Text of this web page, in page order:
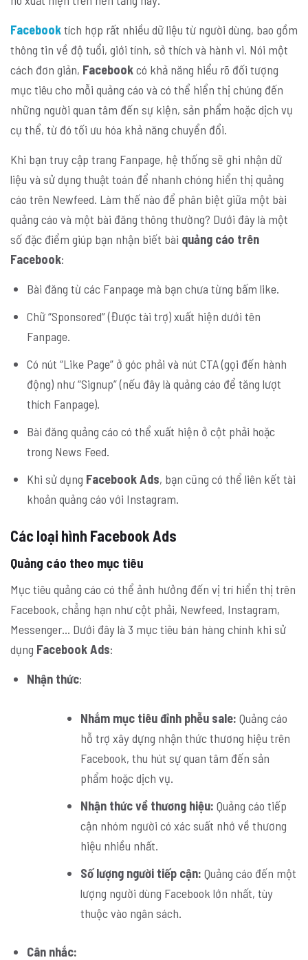
Facebooktích hợp rất nhiều dữ liệu từ người dùng, bao gồm
thông tin về độ tuổi, giới tính, sở thích và hành vi. Nói một
cách đơn giản, Facebookcó khả năng hiểu rõ đối tượng
mục tiêu cho mỗi quảng cáo và có thể hiển thị chúng đến
những người quan tâm đến sự kiện, sản phẩm hoặc dịch vụ
cụ thể, từ đó tối ưu hóa khả năng chuyển đổi.
Khi bạn truy cập trang Fanpage, hệ thống sẽ ghi nhận dữ
liệu và sử dụng thuật toán để nhanh chóng hiển thị quảng
cáo trên Newfeed. Làm thế nào để phân biệt giữa một bài
quảng cáo và một bài đăng thông thường? Dưới đây là một
số đặc điểm giúp bạn nhận biết bài quảng cáo trên
Facebook:
Bài đăng từ các Fanpage mà bạn chưa từng bấm like.
Chữ “Sponsored” (Được tài trợ) xuất hiện dưới tên
Fanpage.
Có nút “Like Page” ở góc phải và nút CTA (gọi đến hành
động) như “Signup” (nếu đây là quảng cáo để tăng lượt
thích Fanpage).
Bài đăng quảng cáo có thể xuất hiện ở cột phải hoặc
trong News Feed.
Khi sử dụng Facebook Ads, bạn cũng có thể liên kết tài
khoản quảng cáo với Instagram.
Các loại hình Facebook Ads
Quảng cáo theo mục tiêu
Mục tiêu quảng cáo có thể ảnh hưởng đến vị trí hiển thị trên
Facebook, chẳng hạn như cột phải, Newfeed, Instagram,
Messenger… Dưới đây là 3 mục tiêu bán hàng chính khi sử
dụng Facebook Ads:
Nhận thức:
Nhắm mục tiêu đỉnh phễu sale: Quảng cáo
hỗ trợ xây dựng nhận thức thương hiệu trên
Facebook, thu hút sự quan tâm đến sản
phẩm hoặc dịch vụ.
Nhận thức về thương hiệu: Quảng cáo tiếp
cận nhóm người có xác suất nhớ về thương
hiệu nhiều nhất.
Số lượng người tiếp cận: Quảng cáo đến một
lượng người dùng Facebook lớn nhất, tùy
thuộc vào ngân sách.
Cân nhắc: